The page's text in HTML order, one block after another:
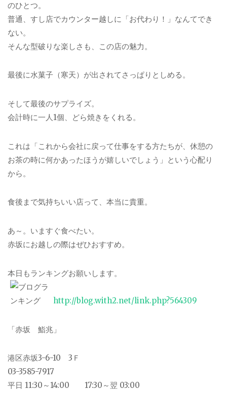
のひとつ。
普通、すし店でカウンター越しに「お代わり！」なんてでき
ない。
そんな型破りな楽しさも、この店の魅力。
最後に水菓子（寒天）が出されてさっぱりとしめる。
そして最後のサプライズ。
会計時に一人1個、どら焼きをくれる。
これは「これから会社に戻って仕事をする方たちが、休憩の
お茶の時に何かあったほうが嬉しいでしょう」という心配り
から。
食後まで気持ちいい店って、本当に貴重。
あ～。いますぐ食べたい。
赤坂にお越しの際はぜひおすすめ。
本日もランキングお願いします。
http://blog.with2.net/link.php?564309
「赤坂 鮨兆」
港区赤坂3-6-10 3Ｆ
03-3585-7917
平日 11:30～14:00 17:30～翌 03:00